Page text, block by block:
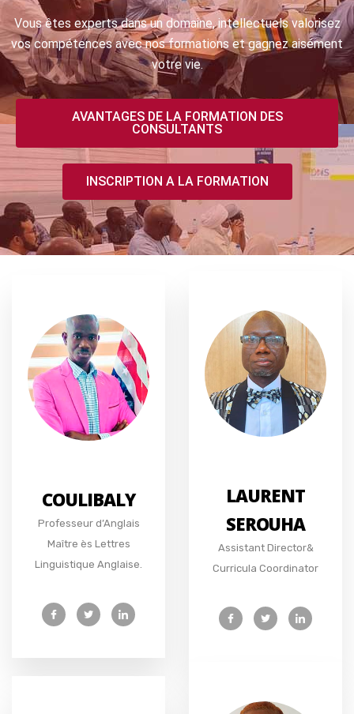
Vous êtes experts dans un domaine, intellectuels valorisez
vos compétences avec nos formations et gagnez aisément
votre vie.
AVANTAGES DE LA FORMATION DES
CONSULTANTS
INSCRIPTION A LA FORMATION
COULIBALY
Professeur d’Anglais
Maître ès Lettres
Linguistique Anglaise.
LAURENT
SEROUHA
Assistant Director&
Curricula Coordinator